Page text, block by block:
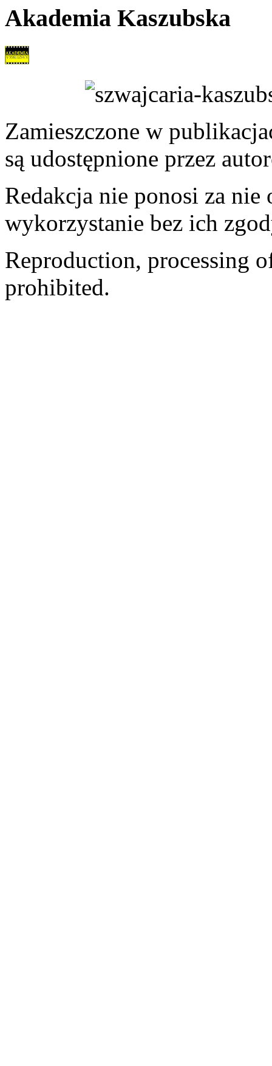
Akademia Kaszubska
Zamieszczone w
są udostępnione przez
Redakcja nie ponosi za
wykorzystanie bez ich
Reproduction, processing
prohibited.